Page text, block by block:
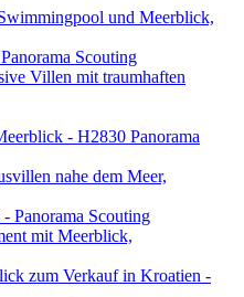
und Meerblick,
Villen mit traumhaften
nahe dem Meer,
mit Meerblick,